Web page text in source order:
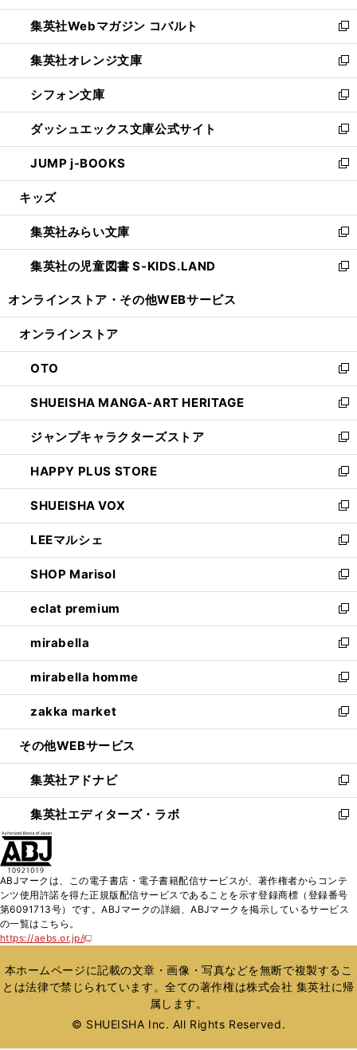
開
く
ウ
で
開
く
ン
ド
ウ
で
開
く
ウ
ィ
ン
ド
ウ
で
開
く
集英社Webマガジン コバルト
新
し
い
ウ
ィ
ン
ド
ウ
で
開
集英社オレンジ文庫
新
し
い
ウ
ィ
ン
ド
ウ
開
く
シフォン文庫
新
し
い
ウ
ィ
ン
ウ
で
開
く
ダッシュエックス文庫公式サイト
新
し
い
ウ
ン
ド
ウ
で
JUMP j-BOOKS
新
し
ウ
ィ
ン
ド
開
キッズ
集英社みらい文庫
新
し
い
ン
ウ
で
開
く
集英社の児童図書 S-KIDS.LAND
新
ウ
ン
ド
ウ
で
開
く
オンラインストア・ その他WEBサービス
オンラインストア
OTO
新
し
い
ウ
ィ
ン
ド
ウ
で
開
く
SHUEISHA MANGA-ART HERITAGE
新
し
い
ウ
ィ
ン
ド
ウ
で
開
く
ジャンプキャラクターズストア
新
し
い
ウ
ィ
ン
ド
ウ
で
開
く
HAPPY PLUS STORE
新
し
い
ウ
ィ
ン
ド
ウ
で
開
く
SHUEISHA VOX
新
し
い
ウ
ィ
ン
ド
ウ
で
開
く
LEEマルシェ
新
し
い
ウ
ィ
ン
ド
ウ
で
開
く
SHOP Marisol
新
し
い
ウ
ィ
ン
ド
ウ
で
開
eclat premium
新
し
い
ウ
ィ
ン
ド
ウ
開
く
mirabella
新
し
い
ウ
ィ
ン
ウ
で
開
く
mirabella homme
新
し
い
ウ
ン
ド
ウ
で
zakka market
新
し
ウ
ィ
ン
ド
く
その他WEBサービス
集英社アドナビ
新
し
い
ド
ウ
で
集英社エディターズ・ラボ
新
ィ
ン
ド
開
く
ABJマークは、この電子書店・電子書籍配信サービスが、著作権者からコンテ
ンツ使用許諾を得た正規版配信サービスであることを示す登録商標（登録番号
第6091713号）です。ABJマークの詳細、ABJマークを掲示しているサービス
の一覧はこちら。
https://aebs.or.jp/
新
い
ウ
ィ
ウ
本ホームページに記載の文章・画像・写真などを無断で複製するこ
とは法律で禁じられています。全ての著作権は株式会社 集英社に帰
属します。
© SHUEISHA Inc. All Rights Reserved.